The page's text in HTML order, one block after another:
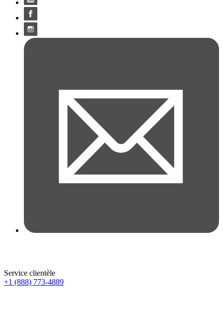
Service clientèle
+1 (888) 773-4889